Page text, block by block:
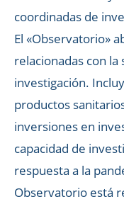
coordinadas de
El «Observatorio»
relacionadas con
investigación.
productos
inversiones en
capacidad de
respuesta a la
Observatorio está